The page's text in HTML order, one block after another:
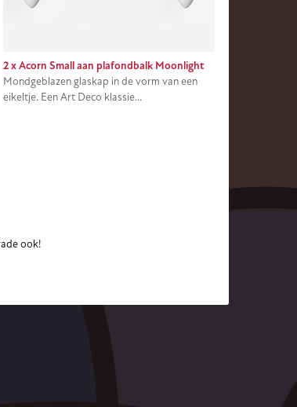
2 x Acorn Small aan plafondbalk Moonlight
Mondgeblazen glaskap in de vorm van een
eikeltje. Een Art Deco klassie...
ook!